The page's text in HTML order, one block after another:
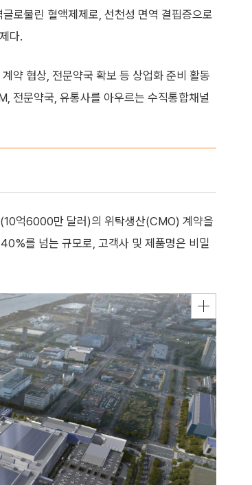
로불린 혈액제제로, 선천성 면역 결핍증으로
다.
약 협상, 전문약국 확보 등 상업화 준비 활동
전문약국, 유통사를 아우르는 수직통합채널
억6000만 달러)의 위탁생산(CMO) 계약을
를 넘는 규모로, 고객사 및 제품명은 비밀